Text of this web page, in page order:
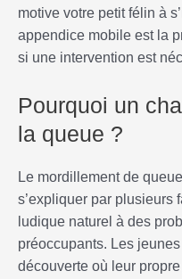
motive votre petit félin à
appendice mobile est la
si une intervention est
Pourquoi un
la queue ?
Le mordillement de
s’expliquer par plusieurs
ludique naturel à des
préoccupants. Les
découverte où leur